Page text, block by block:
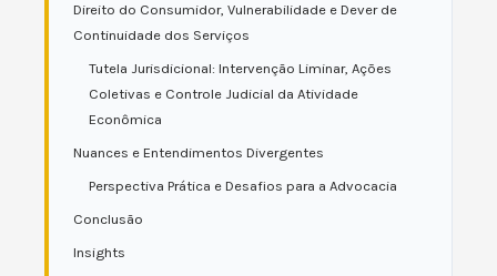
Direito do Consumidor, Vulnerabilidade e Dever de
Continuidade dos Serviços
Tutela Jurisdicional: Intervenção Liminar, Ações
Coletivas e Controle Judicial da Atividade
Econômica
Nuances e Entendimentos Divergentes
Perspectiva Prática e Desafios para a Advocacia
Conclusão
Insights